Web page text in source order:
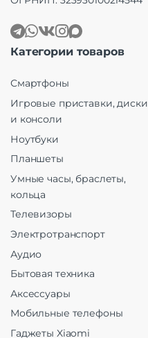
Категории товаров
Смартфоны
Игровые приставки, диски
и консоли
Ноутбуки
Планшеты
Умные часы, браслеты,
кольца
Телевизоры
Электротранспорт
Аудио
Бытовая техника
Аксессуары
Мобильные телефоны
Гаджеты Xiaomi